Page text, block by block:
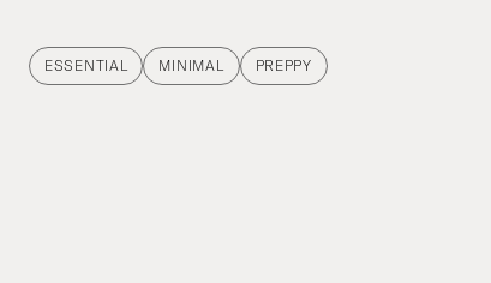
ESSENTIAL MINIMAL PREPPY